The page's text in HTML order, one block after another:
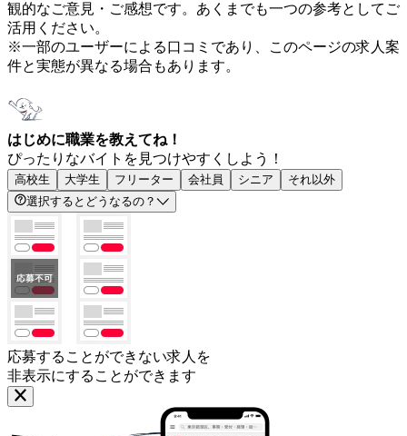
観的なご意見・ご感想です。あくまでも一つの参考としてご
活用ください。
※一部のユーザーによる口コミであり、このページの求人案
件と実態が異なる場合もあります。
はじめに職業を教えてね！
ぴったりなバイトを見つけやすくしよう！
高校生 大学生 フリーター 会社員 シニア
それ以外
選択するとどうなるの？
応募することができない求人を
非表示にすることができます